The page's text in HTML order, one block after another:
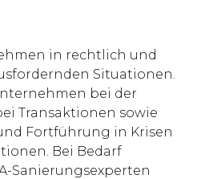
in rechtlich und
Situationen.
bei der
Transaktionen sowie
Fortführung in Krisen
Bei Bedarf
Sanierungsexperten